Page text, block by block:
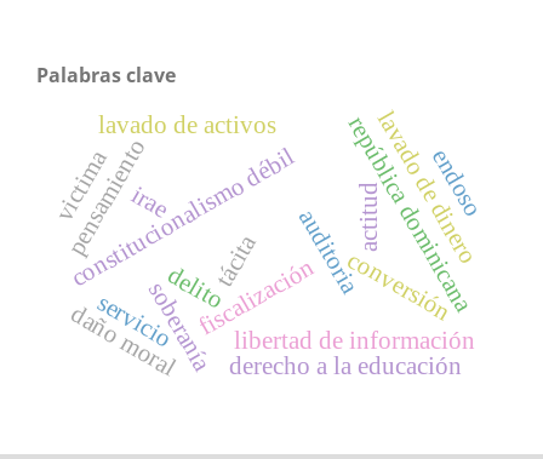
Palabras clave
constitucionalismo débil república dominicana
fiscalizaciónauditoria
soberanía
pensamiento actitud
libertad de información
lavado de activos lavado de dinero
delito
daño moral derecho a la educación
irae
conversión
tácita
servicio
endoso
victima